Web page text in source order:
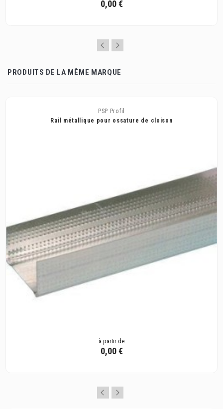
0,00 €
PRODUITS DE LA MÊME MARQUE
PSP Profil
Rail métallique pour ossature de cloison
à partir de
0,00 €